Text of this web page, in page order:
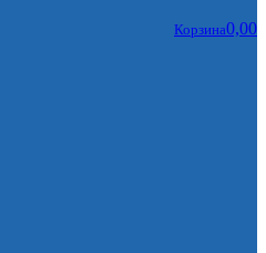
Корзина0,00